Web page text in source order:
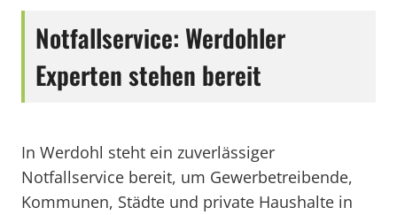
Notfallservice: Werdohler
Experten stehen bereit
In Werdohl steht ein zuverlässiger
Notfallservice bereit, um Gewerbetreibende,
Kommunen, Städte und private Haushalte in